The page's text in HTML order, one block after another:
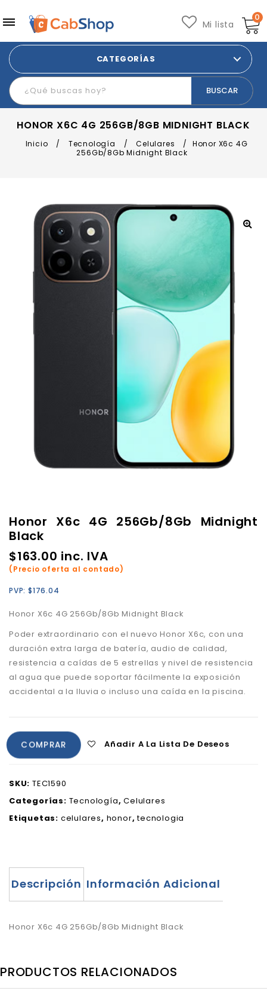
0
Mi lista
CATEGORÍAS
HONOR X6C 4G 256GB/8GB MIDNIGHT BLACK
Inicio / Tecnología / Celulares /
Honor X6c 4G
256Gb/8Gb Midnight Black
Honor X6c 4G 256Gb/8Gb Midnight
Black
$163.00 inc. IVA
(Precio oferta al contado)
PVP: $176.04
Honor X6c 4G 256Gb/8Gb Midnight Black
Poder extraordinario con el nuevo Honor X6c, con una
duración extra larga de batería, audio de calidad,
resistencia a caídas de 5 estrellas y nivel de resistencia
al agua que puede soportar fácilmente la exposición
accidental a la lluvia o incluso una caída en la piscina.
COMPRAR Añadir A La Lista De Deseos
SKU: TEC1590
Categorías: Tecnología,Celulares
Etiquetas: celulares, honor,tecnologia
Descripción Información Adicional
Honor X6c 4G 256Gb/8Gb Midnight Black
PRODUCTOS RELACIONADOS